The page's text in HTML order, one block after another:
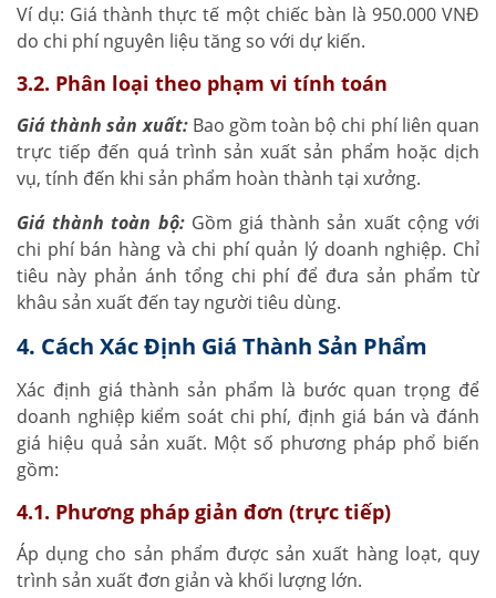
Ví dụ: Giá thành thực tế một chiếc bàn là 950.000 VNĐ
do chi phí nguyên liệu tăng so với dự kiến.
3.2. Phân loại theo phạm vi tính toán
Giá thành sản xuất:Bao gồm toàn bộ chi phí liên quan
trực tiếp đến quá trình sản xuất sản phẩm hoặc dịch
vụ, tính đến khi sản phẩm hoàn thành tại xưởng.
Giá thành toàn bộ:Gồm giá thành sản xuất cộng với
chi phí bán hàng và chi phí quản lý doanh nghiệp. Chỉ
tiêu này phản ánh tổng chi phí để đưa sản phẩm từ
khâu sản xuất đến tay người tiêu dùng.
4. Cách Xác Định Giá Thành Sản Phẩm
Xác định giá thành sản phẩm là bước quan trọng để
doanh nghiệp kiểm soát chi phí, định giá bán và đánh
giá hiệu quả sản xuất. Một số phương pháp phổ biến
gồm:
4.1. Phương pháp giản đơn (trực tiếp)
Áp dụng cho sản phẩm được sản xuất hàng loạt, quy
trình sản xuất đơn giản và khối lượng lớn.